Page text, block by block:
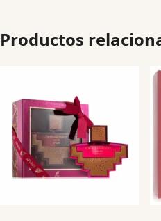
Productos